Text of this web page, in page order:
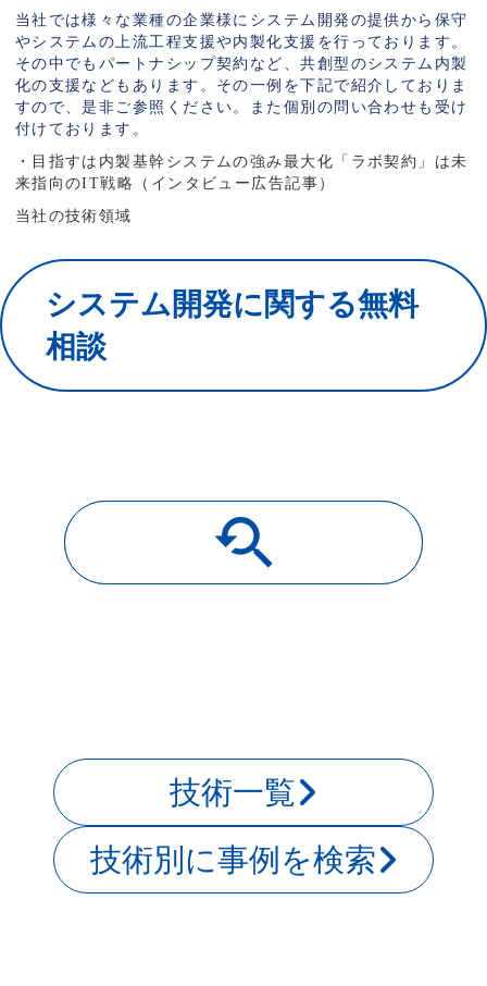
当社では様々な業種の企業様にシステム開発の提供から保守
やシステムの上流工程支援や内製化支援を行っております。
その中でもパートナシップ契約など、共創型のシステム内製
化の支援などもあります。その一例を下記で紹介しておりま
すので、是非ご参照ください。また個別の問い合わせも受け
付けております。
・ 目指すは内製基幹システムの強み最大化「ラボ契約」は未
来指向のIT戦略（インタビュー広告記事）
当社の技術領域
システム開発に関する無料
相談
導入事例一覧
youtube_searched_for
技術一覧
技術別に事例を検索